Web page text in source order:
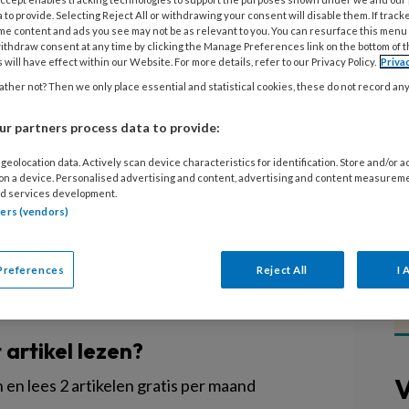
kindercentra (LPk) is
landelijk kader voor de
kinderopvang. Deze staan
een pedagogisch kwaliteitskader
pedagogische visie ontvangen in
Kinderopvang en neemt deze
kwaliteitsvisie voor de sector.
lezen?
lees 2 artikelen gratis per maand
to provide. Selecting Reject All or withdrawing your consent will disable them. If
content and ads you see may not be as relevant to you. You can resurface this
consent at any time by clicking the Manage Preferences link on the bottom of
will have effect within our Website. For more details, refer to our Privacy Policy.
not? Then we only place essential and statistical cookies, these do not record
partners process data to provide:
data. Actively scan device characteristics for identification. Store and/or
a device. Personalised advertising and content, advertising and content
services development.
(vendors)
Reject All I